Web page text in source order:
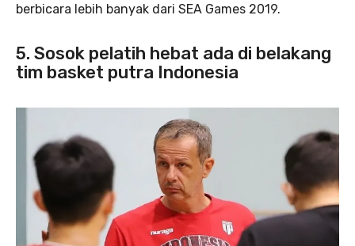
berbicara lebih banyak dari SEA Games 2019.
5. Sosok pelatih hebat ada di belakang
tim basket putra Indonesia